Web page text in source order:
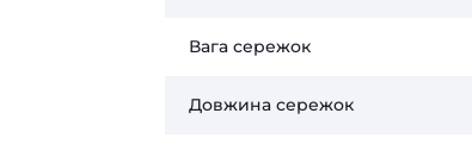
Вага сережок
Довжина сережок